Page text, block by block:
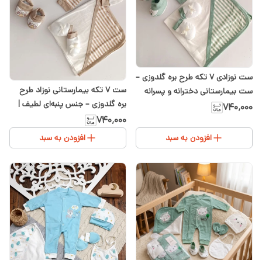
ست نوزادی ۷ تکه طرح بره گلدوزی –
ست بیمارستانی دخترانه و پسرانه
شیدا
۷۴۰٬۰۰۰
افزودن به سبد
ست ۷ تکه بیمارستانی نوزاد طرح
بره گلدوزی – جنس پنبه‌ای لطیف |
سیسمونی شیدا
۷۴۰٬۰۰۰
افزودن به سبد